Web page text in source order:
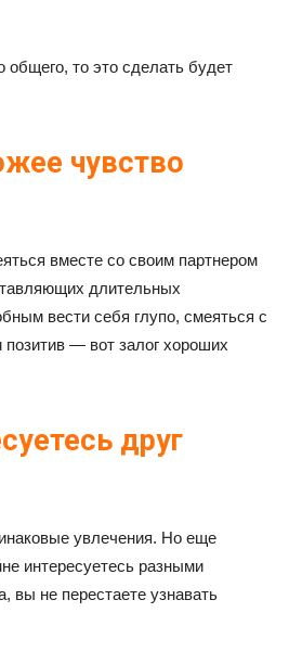
общего, то это сделать будет
чувство
вместе со своим партнером
длительных
вести себя глупо, смеяться с
— вот залог хороших
друг
увлечения. Но еще
интересуетесь разными
вы не перестаете узнавать